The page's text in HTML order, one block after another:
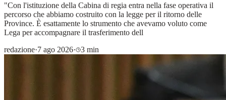
"Con l'istituzione della Cabina di regia entra nella fase operativa il
percorso che abbiamo costruito con la legge per il ritorno delle
Province. È esattamente lo strumento che avevamo voluto come
Lega per accompagnare il trasferimento dell
redazione·7 ago 2026· 3 min